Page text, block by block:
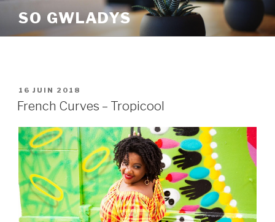
contenu
SO GWLADYS
PUBLIÉ
LE
16 JUIN 2018
French Curves – Tropicool